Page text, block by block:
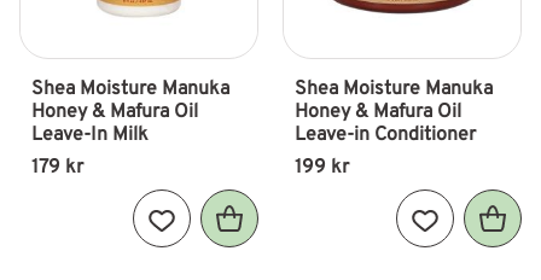
Shea Moisture Manuka
Honey & Mafura Oil
Leave-In Milk
179 kr
Lägg till i favoriter
Shea Moisture Manuka
Honey & Mafura Oil
Leave-in Conditioner
199 kr
Lägg till i